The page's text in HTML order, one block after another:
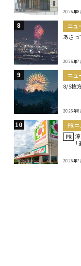
2026年8
ニュ
あさ
2026年7
ニュ
8/5枚
2026年8
PR
PR
｢
2026年7